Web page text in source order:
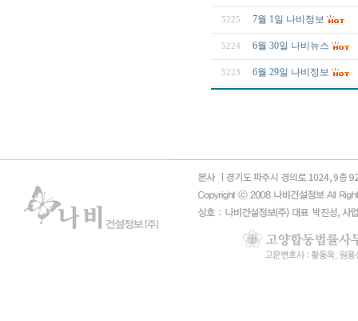
5225 7월 1일 나비정보
5224 6월 30일 나비뉴스
5223 6월 29일 나비정보